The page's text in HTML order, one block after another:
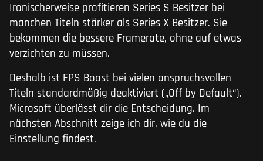
Ironischerweise profitieren Series S Besitzer bei
manchen Titeln stärker als Series X Besitzer. Sie
bekommen die bessere Framerate, ohne auf etwas
verzichten zu müssen.
Deshalb ist FPS Boost bei vielen anspruchsvollen
Titeln standardmäßig deaktiviert („Off by Default“).
Microsoft überlässt dir die Entscheidung. Im
nächsten Abschnitt zeige ich dir, wie du die
Einstellung findest.